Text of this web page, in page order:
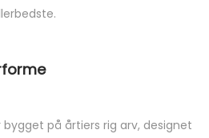
bygget på årtiers rig arv, designet